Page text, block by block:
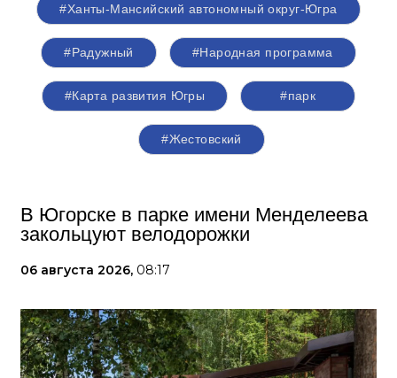
#Ханты-Мансийский автономный округ-Югра
#Радужный #Народная программа
#Карта развития Югры #парк
#Жестовский
В Югорске в парке имени Менделеева
закольцуют велодорожки
06 августа 2026, 08:17